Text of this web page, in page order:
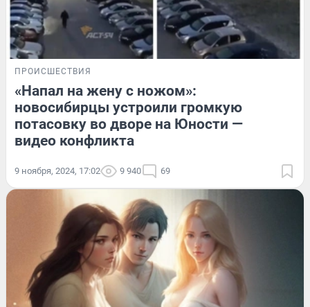
ПРОИСШЕСТВИЯ
«Напал на жену с ножом»:
новосибирцы устроили громкую
потасовку во дворе на Юности —
видео конфликта
9 ноября, 2024, 17:02 9 940 69